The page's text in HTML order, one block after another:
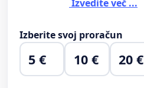
Izvedite več ...
Izberite svoj proračun
5 € 10 € 20 €